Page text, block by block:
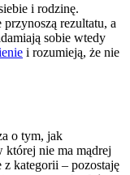
i rodzinę.
rezultatu, a
sobie wtedy
i rozumieją, że nie
o tym, jak
której nie ma mądrej
z kategorii – pozostaję